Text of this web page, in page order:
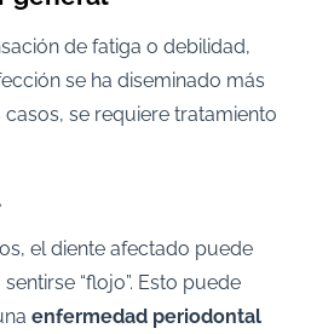
de fatiga o debilidad,
se ha diseminado más
casos, se requiere tratamiento
el diente afectado puede
“flojo”. Esto puede
enfermedad periodontal